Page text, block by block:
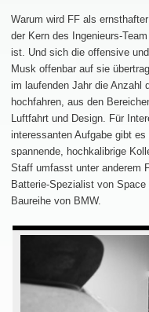
Warum wird FF als
der Kern des Ingenieurs-
ist. Und sich die offensive
Musk offenbar auf sie
im laufenden Jahr die Anzahl
hochfahren, aus den
Luftfahrt und Design. Für
interessanten Aufgabe gibt es
spannende, hochkalibrige
Staff umfasst unter anderem
Batterie-Spezialist von
Baureihe von BMW.